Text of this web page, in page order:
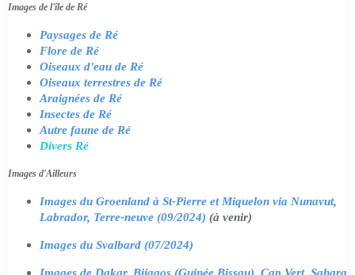
Images de l'île de Ré
Paysages de Ré
Flore de Ré
Oiseaux d'eau de Ré
Oiseaux terrestres de Ré
Araignées de Ré
Insectes de Ré
Autre faune de Ré
Divers Ré
Images d'Ailleurs
Images du Groenland à St-Pierre et Miquelon via Nunavut,
Labrador, Terre-neuve (09/2024) (à venir)
Images du Svalbard (07/2024)